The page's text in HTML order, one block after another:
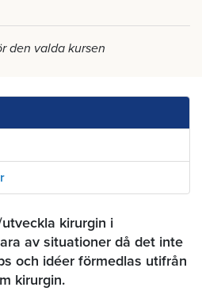
den valda kursen
kirurgin i
av situationer då det inte
och idéer förmedlas utifrån
kirurgin.